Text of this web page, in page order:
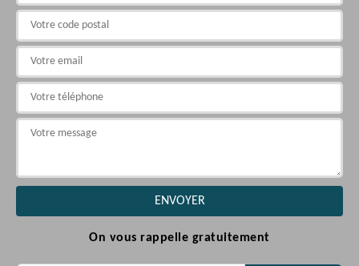
On vous rappelle gratuitement